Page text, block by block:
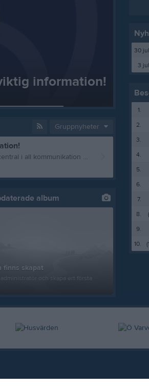
information!
Gruppnyheter
Välkommen till er nya gruppsida på laget.se! Den blir central i all kommunikation mellan aktiva, ledare, föräldrar och andra intresserade. För att komma igång direkt med en bra kommunikation i och omkring gruppen finns ett antal viktiga punkter för sidans administratör: • Logga in och lägga till alla aktiva och ledare under Medlemmar. • Fylla på kalendern med alla inplanerade aktiviteter. Matcher läggs till via Serier medan träningar och andra aktiviteter läggs till via Aktiviteter. • Skriv nyheter löpande och berätta om verksamheten. I takt med att nya nyheter läggs till kommer den här nyhetstexten att försvinna. Om någon i gruppen har frågor om laget.se är man alltid välkommen att kontakta vår support på support@laget.se eller 019-15 44 00. Varmt välkomna till laget.se!
album
finns skapat
och skapa ert första
30 jul
3 jul
1.
2.
3.
4.
5.
6.
7.
8.
9.
10.